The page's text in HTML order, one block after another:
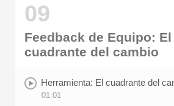
09
Feedback de Equipo: El
cuadrante del cambio
Herramienta: El cuadrante del
01:01